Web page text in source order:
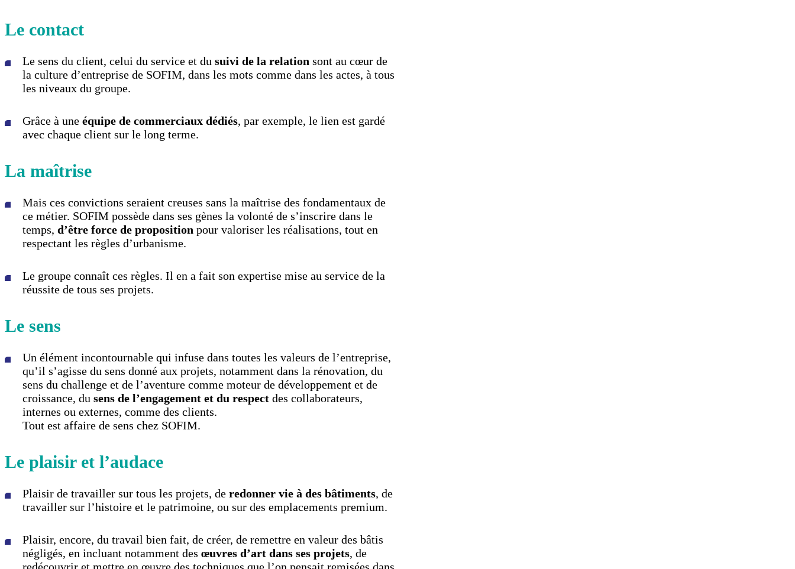
Le contact
Le sens du client, celui du service et du suivi de la relation sont au cœur de
la culture d’entreprise de SOFIM, dans les mots comme dans les actes, à tous
les niveaux du groupe.
Grâce à une équipe de commerciaux dédiés, par exemple, le lien est gardé
avec chaque client sur le long terme.
La maîtrise
Mais ces convictions seraient creuses sans la maîtrise des fondamentaux de
ce métier. SOFIM possède dans ses gènes la volonté de s’inscrire dans le
temps, d’être force de proposition pour valoriser les réalisations, tout en
respectant les règles d’urbanisme.
Le groupe connaît ces règles. Il en a fait son expertise mise au service de la
réussite de tous ses projets.
Le sens
Un élément incontournable qui infuse dans toutes les valeurs de l’entreprise,
qu’il s’agisse du sens donné aux projets, notamment dans la rénovation, du
sens du challenge et de l’aventure comme moteur de développement et de
croissance, du sens de l’engagement et du respect des collaborateurs,
internes ou externes, comme des clients.
Tout est affaire de sens chez SOFIM.
Le plaisir et l’audace
Plaisir de travailler sur tous les projets, de redonner vie à des bâtiments, de
travailler sur l’histoire et le patrimoine, ou sur des emplacements premium.
Plaisir, encore, du travail bien fait, de créer, de remettre en valeur des bâtis
négligés, en incluant notamment des œuvres d’art dans ses projets, de
redécouvrir et mettre en œuvre des techniques que l’on pensait remisées dans